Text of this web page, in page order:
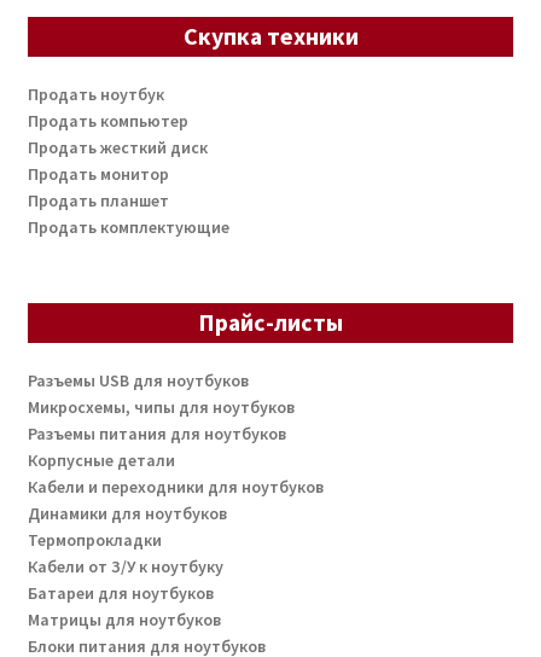
Скупка техники
Продать ноутбук
Продать компьютер
Продать жесткий диск
Продать монитор
Продать планшет
Продать комплектующие
Прайс-листы
Разъемы USB для ноутбуков
Микросхемы, чипы для ноутбуков
Разъемы питания для ноутбуков
Корпусные детали
Кабели и переходники для ноутбуков
Динамики для ноутбуков
Термопрокладки
Кабели от З/У к ноутбуку
Батареи для ноутбуков
Матрицы для ноутбуков
Блоки питания для ноутбуков